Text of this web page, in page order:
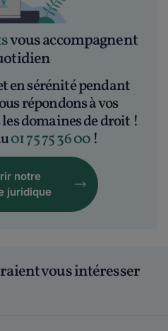
vous accompagnent
en sérénité pendant
répondons à vos
domaines de droit !
01 75 75 36 00 !
notre
juridique
vous intéresser